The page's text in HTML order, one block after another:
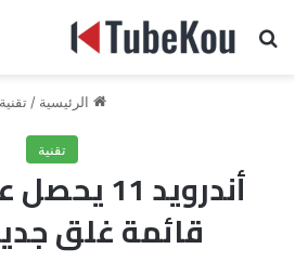
بحث عن
الرئيسية / تقنية
تقنية
أندرويد
قائمة غلق